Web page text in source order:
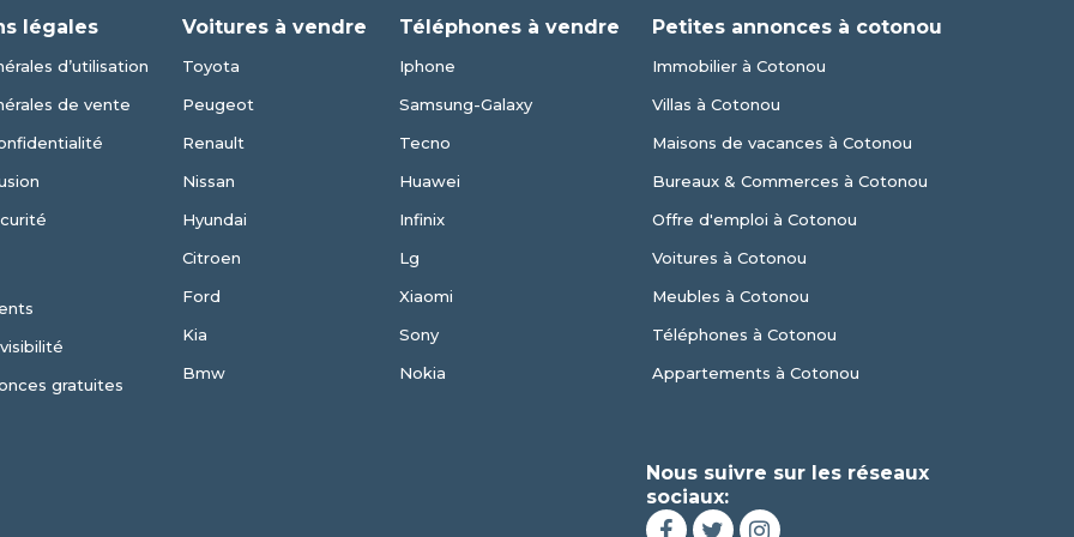
légales
d’utilisation
de vente
gratuites
Voitures à vendre
Toyota
Peugeot
Renault
Nissan
Hyundai
Citroen
Ford
Kia
Bmw
Téléphones à vendre
Iphone
Samsung-Galaxy
Tecno
Huawei
Infinix
Lg
Xiaomi
Sony
Nokia
Petites annonces à cotonou
Immobilier à Cotonou
Villas à Cotonou
Maisons de vacances à Cotonou
Bureaux & Commerces à Cotonou
Offre d'emploi à Cotonou
Voitures à Cotonou
Meubles à Cotonou
Téléphones à Cotonou
Appartements à Cotonou
Nous suivre sur les réseaux
sociaux: